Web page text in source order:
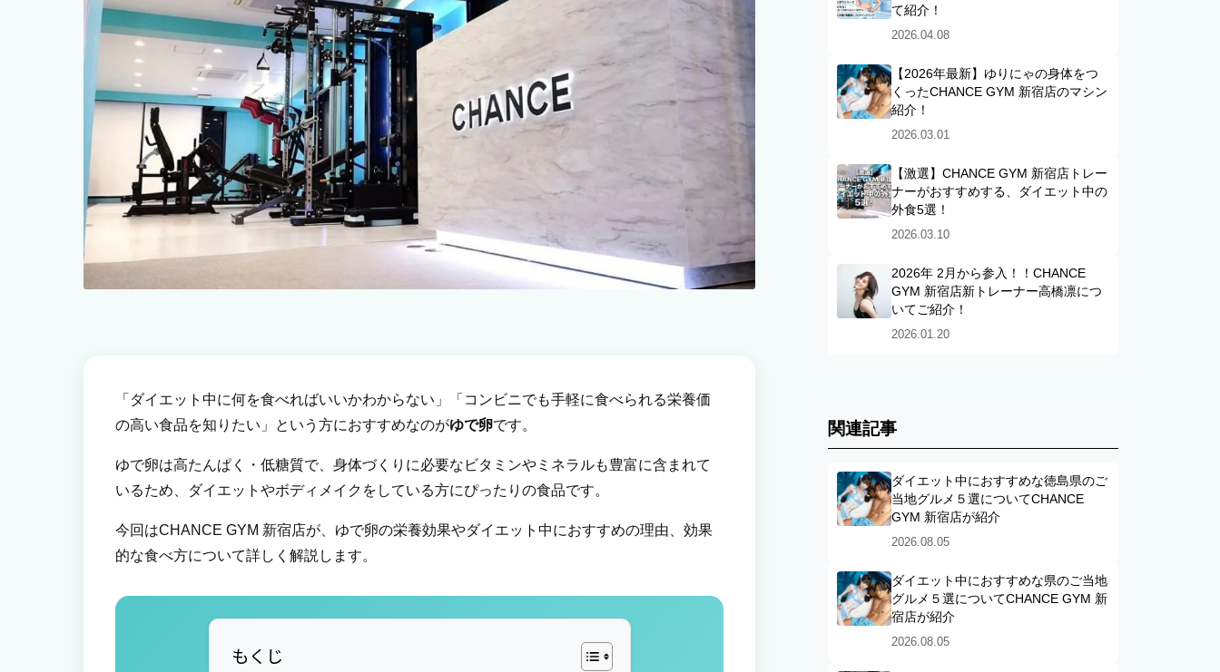
「ダイエット中に何を食べればいいかわからない」「コンビニでも手軽に食べられる栄養価
の高い食品を知りたい」という方におすすめなのがゆで卵です。
ゆで卵は高たんぱく・低糖質で、身体づくりに必要なビタミンやミネラルも豊富に含まれて
いるため、ダイエットやボディメイクをしている方にぴったりの食品です。
今回はCHANCE GYM 新宿店が、ゆで卵の栄養効果やダイエット中におすすめの理由、効果
的な食べ方について詳しく解説します。
もくじ
て紹介！
2026.04.08
【2026年最新】ゆりにゃの身体をつ
くったCHANCE GYM 新宿店のマシン
紹介！
2026.03.01
【激選】CHANCE GYM 新宿店トレー
ナーがおすすめする、ダイエット中の
外食5選！
2026.03.10
2026年 2月から参入！！CHANCE
GYM 新宿店新トレーナー高橋凛につ
いてご紹介！
2026.01.20
関連記事
ダイエット中におすすめな徳島県のご
当地グルメ５選についてCHANCE
GYM 新宿店が紹介
2026.08.05
ダイエット中におすすめな県のご当地
グルメ５選についてCHANCE GYM 新
宿店が紹介
2026.08.05